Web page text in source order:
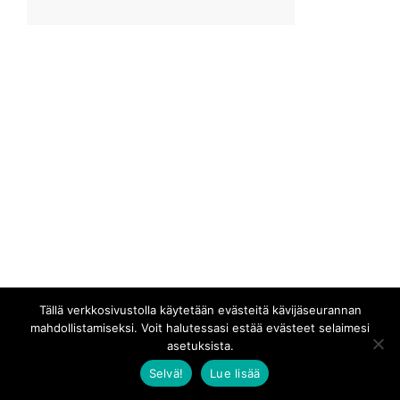
Tällä verkkosivustolla käytetään evästeitä kävijäseurannan
mahdollistamiseksi. Voit halutessasi estää evästeet selaimesi
asetuksista.
Selvä!
Lue lisää